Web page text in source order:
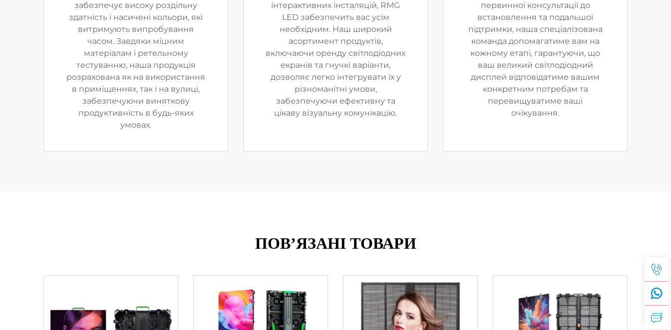
забезпечує високу роздільну
здатність і насичені кольори, які
витримують випробування
часом. Завдяки міцним
матеріалам і ретельному
тестуванню, наша продукція
розрахована як на використання
в приміщеннях, так і на вулиці,
забезпечуючи виняткову
продуктивність в будь-яких
умовах.
інтерактивних інсталяцій, RMG
LED забезпечить вас усім
необхідним. Наш широкий
асортимент продуктів,
включаючи оренду світлодіодних
екранів та гнучкі варіанти,
дозволяє легко інтегрувати їх у
різноманітні умови,
забезпечуючи ефективну та
цікаву візуальну комунікацію.
первинної консультації до
встановлення та подальшої
підтримки, наша спеціалізована
команда допомагатиме вам на
кожному етапі, гарантуючи, що
ваш великий світлодіодний
дисплей відповідатиме вашим
конкретним потребам та
перевищуватиме ваші
очікування.
ПОВ’ЯЗАНІ ТОВАРИ